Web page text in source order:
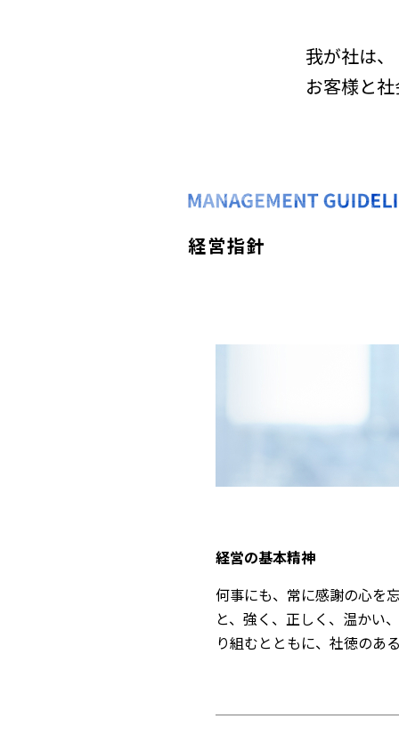
我が社は
お客様と
経営指針
経営の基本精神
何事にも、常に感謝の心を
と、強く、正しく、温かい
り組むとともに、社徳のあ